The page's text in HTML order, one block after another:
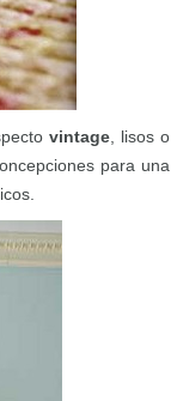
vintage , lisos o
para una